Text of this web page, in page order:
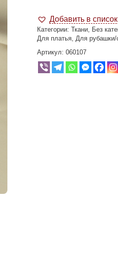
Добавить в
Категории: Ткани, Без
Для платья, Для рубашки/
Артикул: 060107